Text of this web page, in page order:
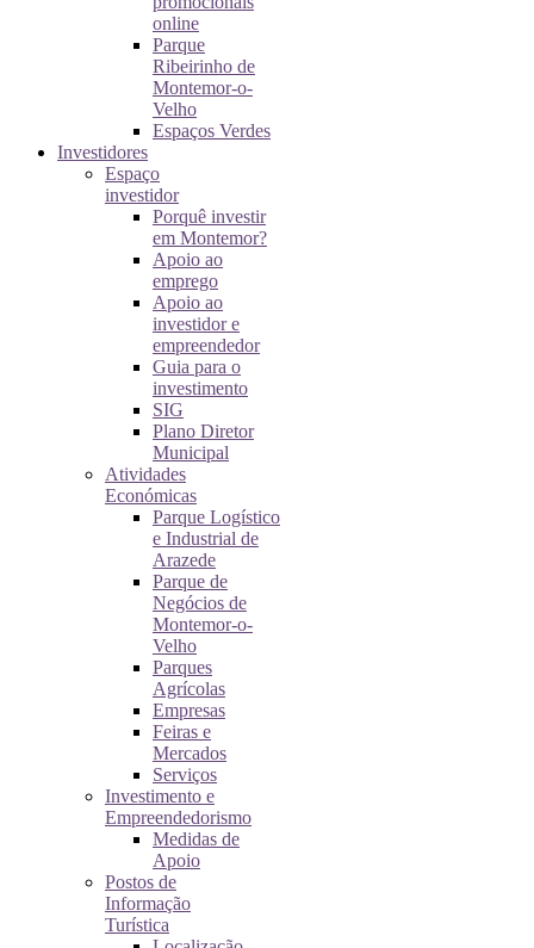
online
Parque
Ribeirinho de
Montemor-o-
Velho
Espaços Verdes
Investidores
Espaço
investidor
Porquê investir
em Montemor?
Apoio ao
emprego
Apoio ao
investidor e
empreendedor
Guia para o
investimento
SIG
Plano Diretor
Municipal
Atividades
Económicas
Parque Logístico
e Industrial de
Arazede
Parque de
Negócios de
Montemor-o-
Velho
Parques
Agrícolas
Empresas
Feiras e
Mercados
Serviços
Investimento e
Empreendedorismo
Medidas de
Apoio
Postos de
Informação
Turística